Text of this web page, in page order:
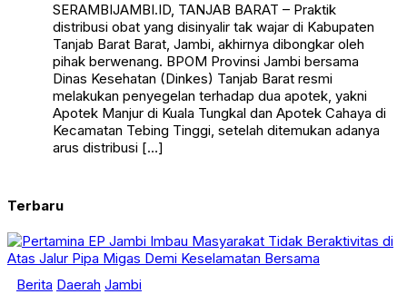
SERAMBIJAMBI.ID, TANJAB BARAT – Praktik
distribusi obat yang disinyalir tak wajar di Kabupaten
Tanjab Barat Barat, Jambi, akhirnya dibongkar oleh
pihak berwenang. BPOM Provinsi Jambi bersama
Dinas Kesehatan (Dinkes) Tanjab Barat resmi
melakukan penyegelan terhadap dua apotek, yakni
Apotek Manjur di Kuala Tungkal dan Apotek Cahaya di
Kecamatan Tebing Tinggi, setelah ditemukan adanya
arus distribusi […]
Terbaru
Berita Daerah Jambi